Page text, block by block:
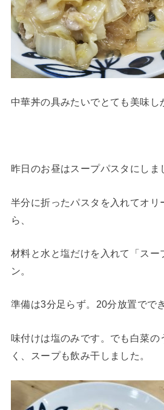
中華丼の具みたいでとても美味
昨日のお昼はスープパスタにしま
半分に折ったパスタを入れてオリ
ら、
材料と水と塩だけを入れて「スー
ン。
準備は3分足らず。20分放置でで
味付けは塩のみです。でも白菜の
く、スープも飲み干しました。